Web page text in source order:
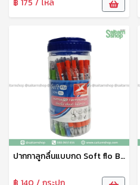
฿ 175 / โหล
ปากกาลูกลื่นแบบกด Soft flo B08 1x50 Flamingo